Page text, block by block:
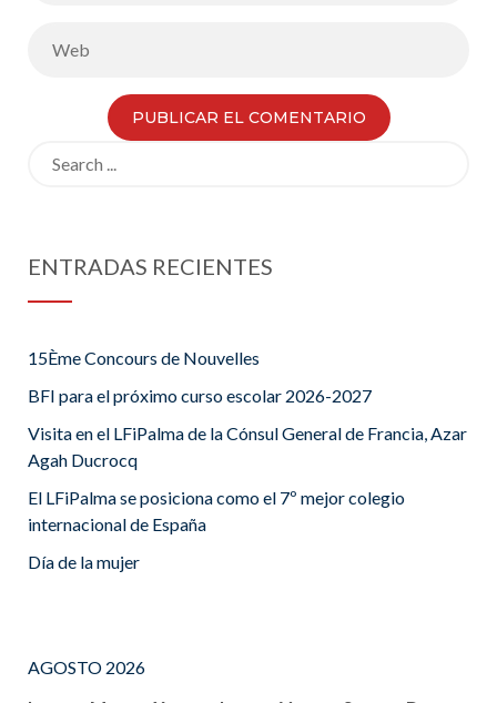
ENTRADAS RECIENTES
15Ème Concours de Nouvelles
BFI para el próximo curso escolar 2026-2027
Visita en el LFiPalma de la Cónsul General de Francia, Azar
Agah Ducrocq
El LFiPalma se posiciona como el 7º mejor colegio
internacional de España
Día de la mujer
AGOSTO 2026